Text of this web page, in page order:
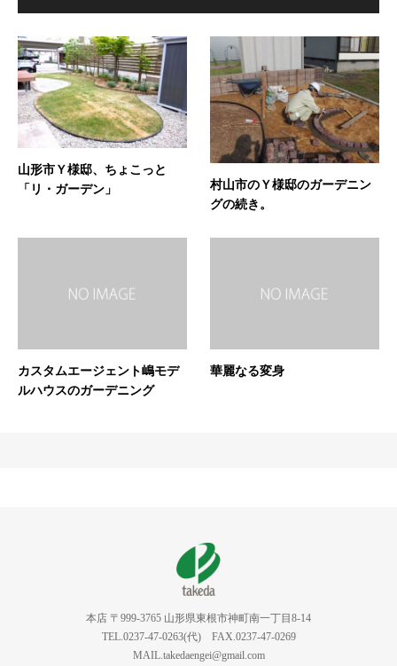
山形市Ｙ様邸、ちょこっと
「リ・ガーデン」
村山市のＹ様邸のガーデニン
グの続き。
カスタムエージェント嶋モデ
ルハウスのガーデニング
華麗なる変身
本店 〒999-3765 山形県東根市神町南一丁目8-14
TEL.0237-47-0263(代) FAX.0237-47-0269
MAIL.takedaengei@gmail.com